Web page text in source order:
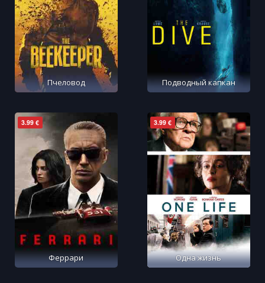
Подводный капкан
Пчеловод
3.99 €
Одна жизнь
3.99 €
Феррари